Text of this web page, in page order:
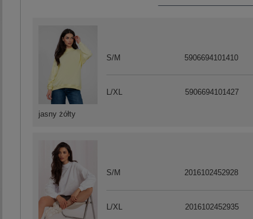
S/M 2016102452928
L/XL 2016102452935
jasny żółty
S/M 5906694101410
L/XL 5906694101427